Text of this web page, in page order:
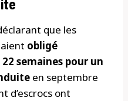
que les
obligé
semaines pour un
en septembre
d’escrocs ont